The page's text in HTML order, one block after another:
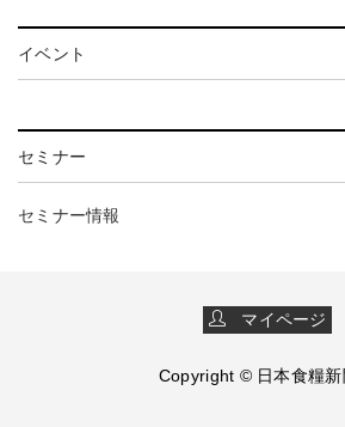
イベント
セミナー
セミナー情報
マイページ
Copyright © 日本食糧新